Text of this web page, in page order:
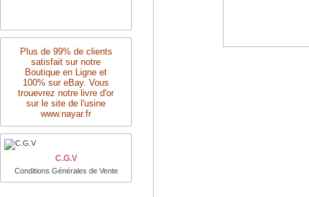
Plus de 99% de clients
satisfait sur notre
Boutique en Ligne et
100% sur eBay. Vous
trouevrez notre livre d'or
sur le site de l'usine
www.nayar.fr
C.G.V
Conditions Générales de Vente